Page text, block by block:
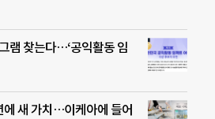
램 찾는다…‘공익활동 임
에 새 가치…이케아에 들어